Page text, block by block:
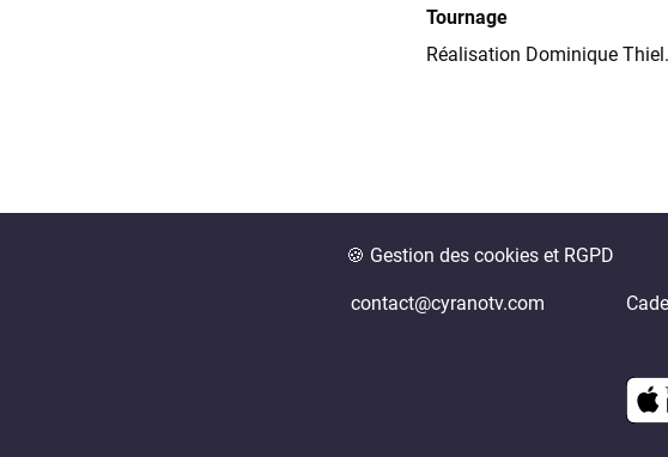
Tournage
Réalisation Dominique
🍪 Gestion des cookies et RGPD
contact@cyranotv.com